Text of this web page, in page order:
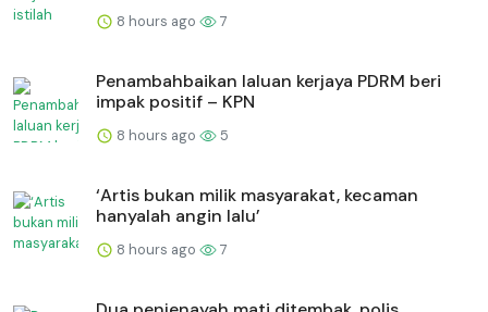
8 hours ago 7
Penambahbaikan laluan kerjaya PDRM beri
impak positif – KPN
8 hours ago 5
‘Artis bukan milik masyarakat, kecaman
hanyalah angin lalu’
8 hours ago 7